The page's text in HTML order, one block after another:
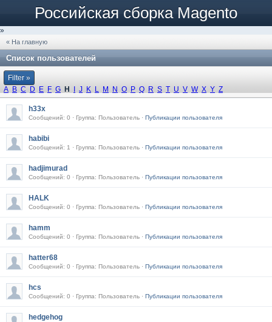
Российская сборка Magento
»
« На главную
Список пользователей
Filter »
A B C D E F G H J K L M N O P Q R S T U V W X Y Z
h33x
Сообщений: 0 · Группа: Пользователь · Публикации пользователя
habibi
Сообщений: 1 · Группа: Пользователь · Публикации пользователя
hadjimurad
Сообщений: 0 · Группа: Пользователь · Публикации пользователя
HALK
Сообщений: 0 · Группа: Пользователь · Публикации пользователя
hamm
Сообщений: 0 · Группа: Пользователь · Публикации пользователя
hatter68
Сообщений: 0 · Группа: Пользователь · Публикации пользователя
hcs
Сообщений: 0 · Группа: Пользователь · Публикации пользователя
hedgehog